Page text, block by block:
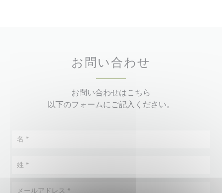
お問い合わせ
お問い合わせはこちら
以下のフォームにご記入ください。